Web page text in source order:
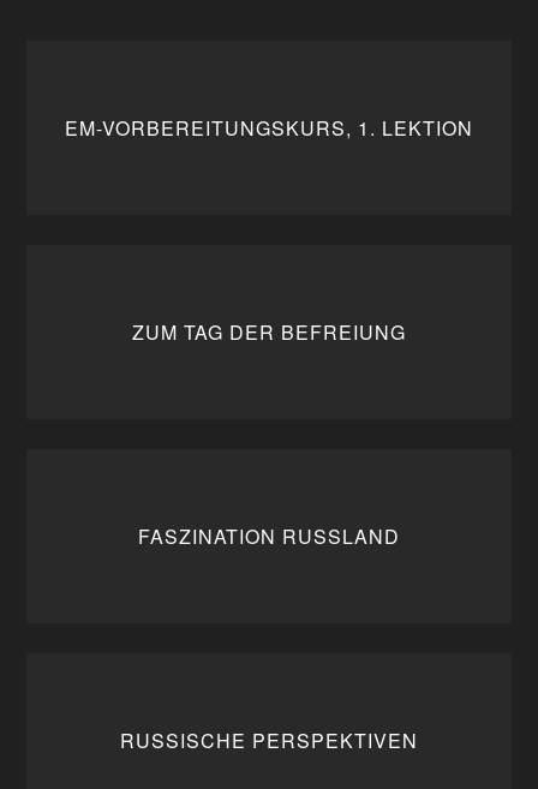
EM-VORBEREITUNGSKURS, 1. LEKTION
ZUM TAG DER BEFREIUNG
FASZINATION RUSSLAND
RUSSISCHE PERSPEKTIVEN